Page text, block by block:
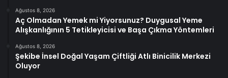
Ağustos 8, 2026
Aç Olmadan Yemek mi Yiyorsunuz? Duygusal Yeme
Alışkanlığının 5 Tetikleyicisi ve Başa Çıkma Yöntemleri
Ağustos 8, 2026
Şekibe İnsel Doğal Yaşam Çiftliği Atlı Binicilik Merkezi
Oluyor